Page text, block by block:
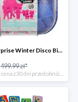
L.O.L. Surprise Winter Disco Bigger Surprise Zestaw laleczek w walizce -40%
499.99 zł*